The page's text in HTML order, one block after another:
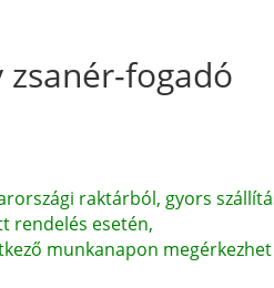
zsanér-fogadó
raktárból, gyors
rendelés esetén,
munkanapon megérkezhet